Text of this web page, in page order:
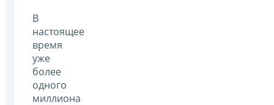
В
настоящее
время
уже
более
одного
миллиона